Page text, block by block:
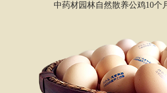
中药材园林自然散养公鸡10个